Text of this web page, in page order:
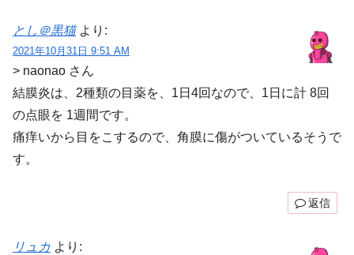
とし＠黒猫 より:
2021年10月31日 9:51 AM
> naonao さん
結膜炎は、2種類の目薬を、1日4回なので、1日に計 8回
の点眼を 1週間です。
痛痒いから目をこするので、角膜に傷がついているそうで
す。
返信
リュカ より: